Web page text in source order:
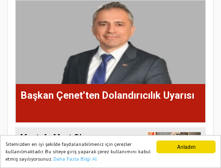
Anladım
Sitemizden en iyi şekilde faydalanabilmeniz için çerezler
kullanılmaktadır. Bu siteye giriş yaparak çerez kullanımını kabul
etmiş sayılıyorsunuz. Daha Fazla Bilgi Al
Başkan Çenet’ten Dolandırıcılık Uyarısı
Mustafa Mert Olcar
CHP'den İstifa
Ederek Yeni Parti'ye
Ana Sayfa Web TV